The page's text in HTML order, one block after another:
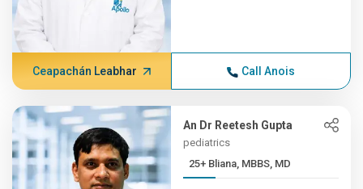
Ceapachán Leabhar Call Anois
An Dr Reetesh Gupta
pediatrics
25+ Bliana, MBBS, MD